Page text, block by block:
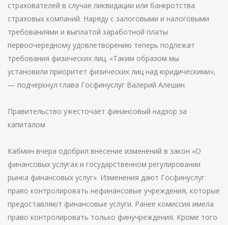
страхователей в случае ликвидации или банкротства
страховых компаний. Наряду с залоговыми и налоговыми
требованиями и выплатой заработной платы
первоочередному удовлетворению теперь подлежат
требования физических лиц. «Таким образом мы
установили приоритет физических лиц над юридическими»,
— подчеркнул глава Госфинуслуг Валерий Алешин.
Правительство ужесточает финансовый надзор за
капиталом
Кабмин вчера одобрил внесение изменений в закон «О
финансовых услугах и государственном регулировании
рынка финансовых услуг». Изменения дают Госфинуслуг
право контролировать нефинансовые учреждения, которые
предоставляют финансовые услуги. Ранее комиссия имела
право контролировать только финучреждения. Кроме того